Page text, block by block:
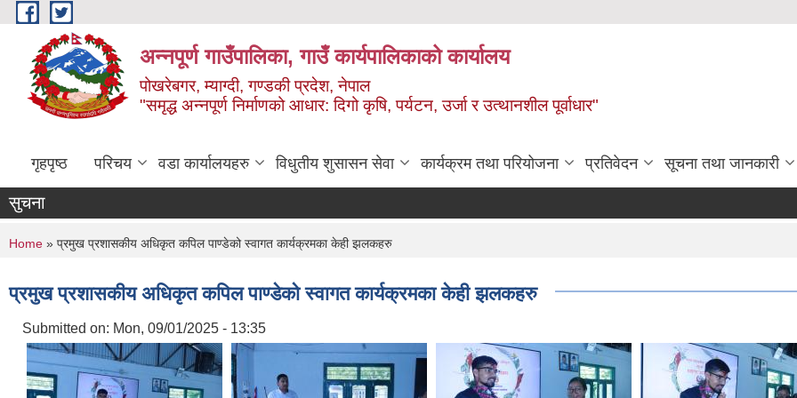
Skip to main content
अन्‍नपूर्ण गाउँपालिका, गाउँ कार्यपालिकाको कार्यालय
पोखरेबगर, म्याग्दी, गण्डकी प्रदेश, नेपाल
"समृद्ध अन्‍नपूर्ण निर्माणको आधार: दिगो कृषि, पर्यटन, उर्जा र उत्थानशील पूर्वाधार"
गृहपृष्ठ परिचय वडा कार्यालयहरु विधुतीय शुसासन सेवा कार्यक्रम तथा परियोजना प्रतिवेदन सूचना तथा जानकारी
सुचना
You are here
Home » प्रमुख प्रशासकीय अधिकृत कपिल पाण्डेको स्वागत कार्यक्रमका केही झलकहरु
प्रमुख प्रशासकीय अधिकृत कपिल पाण्डेको स्वागत कार्यक्रमका केही झलकहरु
Submitted on: Mon, 09/01/2025 - 13:35